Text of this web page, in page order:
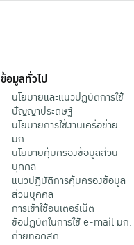
ข้อมูลทั่วไป
นโยบายและแนวปฏิบัติการใช้
ปัญญาประดิษฐ์
นโยบายการใช้งานเครือข่าย
มก.
นโยบายคุ้มครองข้อมูลส่วน
บุคคล
แนวปฏิบัติการคุ้มครองข้อมูล
ส่วนบุคคล
การเข้าใช้อินเตอร์เน็ต
ข้อปฏิบัติในการใช้ e-mail มก.
ถ่ายทอดสด